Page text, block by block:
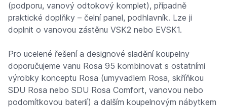
(podporu, vanový odtokový komplet), případně
praktické doplňky – čelní panel, podhlavník. Lze ji
doplnit o vanovou zástěnu VSK2 nebo EVSK1.
Pro ucelené řešení a designové sladění koupelny
doporučujeme vanu Rosa 95 kombinovat s ostatními
výrobky konceptu Rosa (umyvadlem Rosa, skříňkou
SDU Rosa nebo SDU Rosa Comfort, vanovou nebo
podomítkovou baterií) a dalším koupelnovým nábytkem